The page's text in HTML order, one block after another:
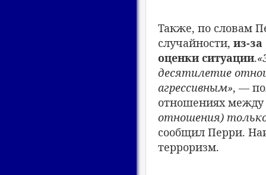
Также, по словам
случайности, из-
оценки ситуации.
десятилетие
агрессивным», —
отношениях между
отношения)
сообщил Перри.
терроризм.